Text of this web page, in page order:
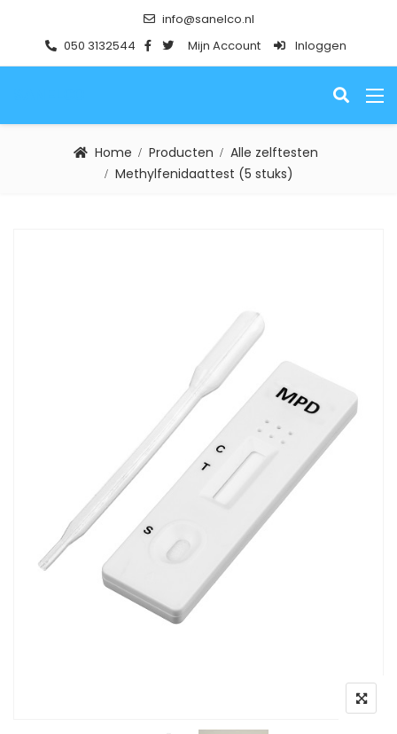
info@sanelco.nl
050 3132544
Mijn Account Inloggen
Home Producten
Alle zelftesten
Methylfenidaattest (5 stuks)